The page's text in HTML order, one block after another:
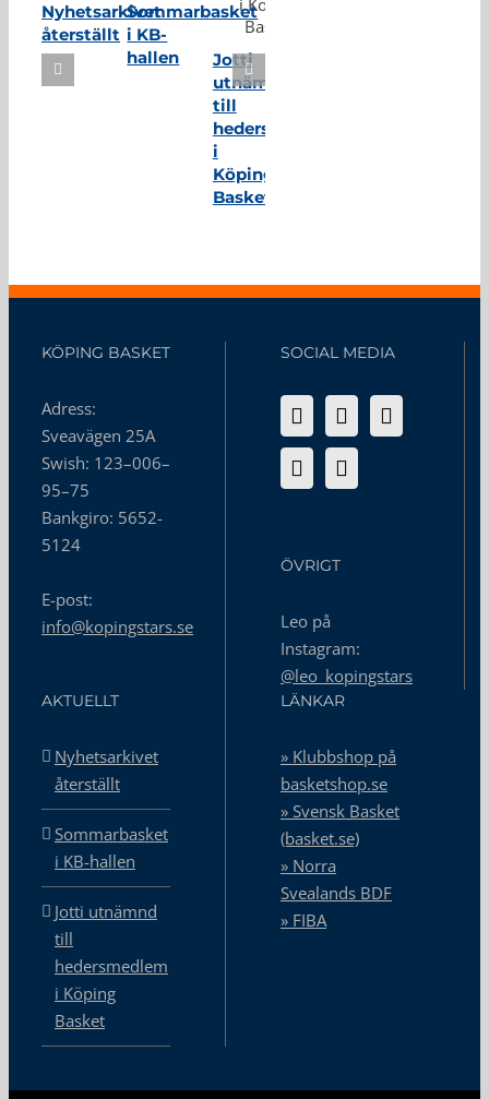
Nyhetsarkivet
återställt
Sommarbasket
i KB-
hallen
Jotti
utnämnd
till
hedersmedlem
i
Köping
Basket
KÖPING BASKET
Adress:
Sveavägen 25A
Swish: 123–006–
95–75
Bankgiro: 5652-
5124
E-post:
info@kopingstars.se
SOCIAL MEDIA
ÖVRIGT
Leo på
Instagram:
@leo_kopingstars
AKTUELLT
Nyhetsarkivet
återställt
Sommarbasket
i KB-hallen
Jotti utnämnd
till
hedersmedlem
i Köping
Basket
LÄNKAR
» Klubbshop på
basketshop.se
» Svensk Basket
(basket.se)
» Norra
Svealands BDF
» FIBA